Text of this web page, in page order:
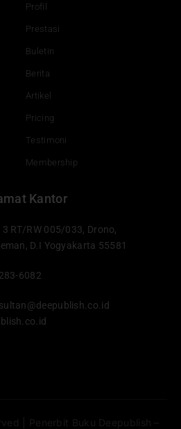
e
n
Profil
Prestasi
Buletin
Berita
Artikel
Pricing
Testimoni
Membership
Kantor
RT/RW 005/033, Drono,
D.I Yogyakarta 55581
6082
| Penerbit Buku Deepublish –